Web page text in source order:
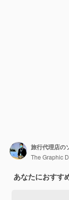
旅行代理店の
The Graphic
あなたにおすす